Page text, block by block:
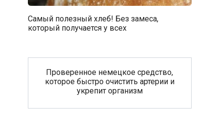
Самый полезный хлеб! Без замеса,
который получается у всех
Проверенное немецкое средство,
которое быстро очистить артерии и
укрепит организм